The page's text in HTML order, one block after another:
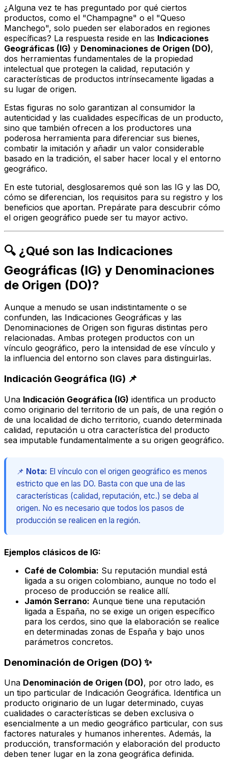
¿Alguna vez te has preguntado por qué ciertos
productos, como el "Champagne" o el "Queso
Manchego", solo pueden ser elaborados en regiones
específicas? La respuesta reside en las Indicaciones
Geográficas (IG) y Denominaciones de Origen (DO),
dos herramientas fundamentales de la propiedad
intelectual que protegen la calidad, reputación y
características de productos intrínsecamente ligadas a
su lugar de origen.
Estas figuras no solo garantizan al consumidor la
autenticidad y las cualidades específicas de un producto,
sino que también ofrecen a los productores una
poderosa herramienta para diferenciar sus bienes,
combatir la imitación y añadir un valor considerable
basado en la tradición, el saber hacer local y el entorno
geográfico.
En este tutorial, desglosaremos qué son las IG y las DO,
cómo se diferencian, los requisitos para su registro y los
beneficios que aportan. Prepárate para descubrir cómo
el origen geográfico puede ser tu mayor activo.
🔍 ¿Qué son las Indicaciones
Geográficas (IG) y Denominaciones
de Origen (DO)?
Aunque a menudo se usan indistintamente o se
confunden, las Indicaciones Geográficas y las
Denominaciones de Origen son figuras distintas pero
relacionadas. Ambas protegen productos con un
vínculo geográfico, pero la intensidad de ese vínculo y
la influencia del entorno son claves para distinguirlas.
Indicación Geográfica (IG) 📌
Una Indicación Geográfica (IG) identifica un producto
como originario del territorio de un país, de una región o
de una localidad de dicho territorio, cuando determinada
calidad, reputación u otra característica del producto
sea imputable fundamentalmente a su origen geográfico.
📌 Nota: El vínculo con el origen geográfico es menos
estricto que en las DO. Basta con que una de las
características (calidad, reputación, etc.) se deba al
origen. No es necesario que todos los pasos de
producción se realicen en la región.
Ejemplos clásicos de IG:
Café de Colombia: Su reputación mundial está
ligada a su origen colombiano, aunque no todo el
proceso de producción se realice allí.
Jamón Serrano: Aunque tiene una reputación
ligada a España, no se exige un origen específico
para los cerdos, sino que la elaboración se realice
en determinadas zonas de España y bajo unos
parámetros concretos.
Denominación de Origen (DO) ✨
Una Denominación de Origen (DO), por otro lado, es
un tipo particular de Indicación Geográfica. Identifica un
producto originario de un lugar determinado, cuyas
cualidades o características se deben exclusiva o
esencialmente a un medio geográfico particular, con sus
factores naturales y humanos inherentes. Además, la
producción, transformación y elaboración del producto
deben tener lugar en la zona geográfica definida.